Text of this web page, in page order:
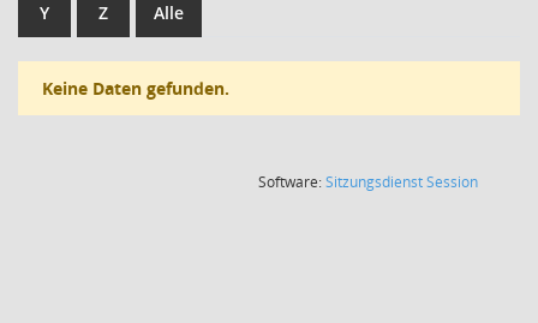
Y Z Alle
Keine Daten gefunden.
Software:SitzungsdienstSession(Wird in